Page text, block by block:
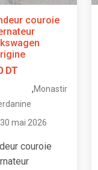
couroie
DT
,Monastir
30 mai 2026
couroie